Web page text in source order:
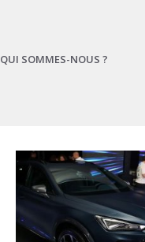
QUI SOMMES-NOUS ?